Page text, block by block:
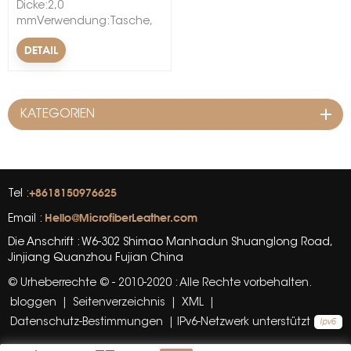
Dicke:2,0
mmVerwendung:Tasche,
Schuhe, Dekoration,
Autositz, Notizbuch,
SchimmelBreite:54/55"Muster:Fertig
bearbeitetMaterial:Nylon &
PU
DETAIL
KATEGORIEN
Tel :+8618150976625
Email : Hello@MicrofiberLeather.com
Die Anschrift : W6-302 Shimao Manhadun Shuanglong Road,
Jinjiang Quanzhou Fujian China
© Urheberrechte © - 2010-2020 : Alle Rechte vorbehalten.
bloggen
Seitenverzeichnis XML
Datenschutz-Bestimmungen
IPv6-Netzwerk unterstützt